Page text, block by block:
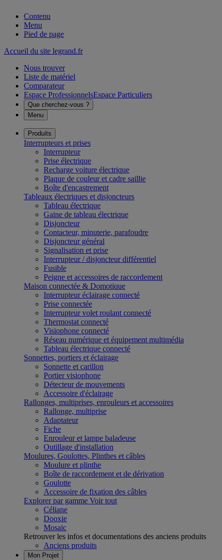
Contenu
Menu
Pied de page
Accueil du site legrand.fr
Nous trouver
Liste de matériel
Comparateur
Espace ProfessionnelsEspace Particuliers
Que cherchez-vous ?
Menu
Produits
Interrupteurs et prises
Interrupteur
Prise électrique
Recharge voiture électrique
Plaque de couleur et cadre saillie
Boîte d'encastrement
Tableaux électriques et disjoncteurs
Tableau électrique
Gaine de tableau électrique
Disjoncteur
Contacteur, minuterie, parafoudre
Disjoncteur général
Signalisation et prise
Interrupteur / disjoncteur différentiel
Fusible
Peigne et accessoires de raccordement
Maison connectée & Domotique
Interrupteur éclairage connecté
Prise connectée
Interrupteur volet roulant connecté
Thermostat connecté
Visiophone connecté
Réseau numérique et équipement multimédia
Tableau électrique connecté
Sonnettes, portiers et éclairage
Sonnette et carillon
Portier visiophone
Détecteur de mouvements
Accessoire d'éclairage
Rallonges, multiprises, enrouleurs et accessoires
Rallonge, multiprise
Adaptateur
Fiche
Enrouleur et lampe baladeuse
Outillage d'installation
Moulures, Goulottes, Plinthes et câbles
Moulure et plinthe
Boîte de raccordement et de dérivation
Goulotte
Accessoire de fixation des câbles
Explorer par gamme Voir tout
Céliane
Dooxie
Mosaic
Retrouver les infos et documentations des anciens produits
Anciens produits
Mon Projet